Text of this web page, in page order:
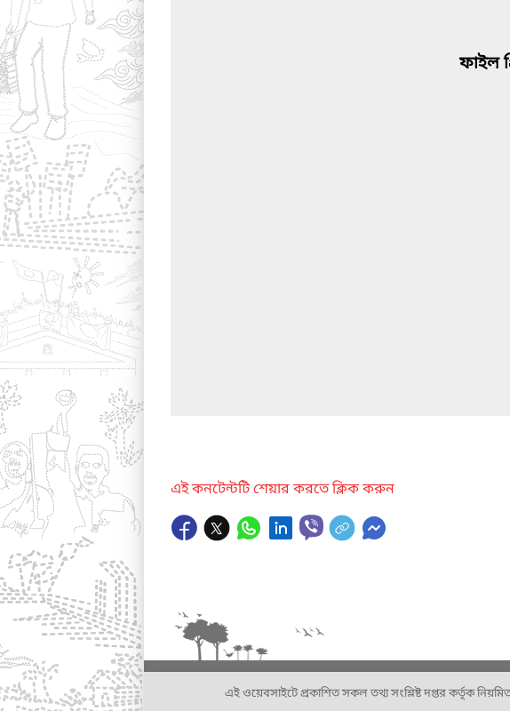
ফাইল
এই কনটেন্টটি শেয়ার করতে ক্লিক করুন
এই ওয়েবসাইটে প্রকাশিত সকল তথ্য সংশ্লিষ্ট দপ্তর কর্তৃক নিয়মিত